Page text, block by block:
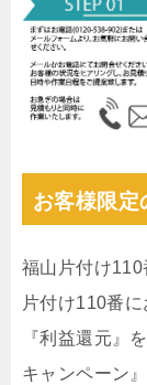
お客様限定
福山片付け
片付け110番
『利益還元』
キャンペーン』